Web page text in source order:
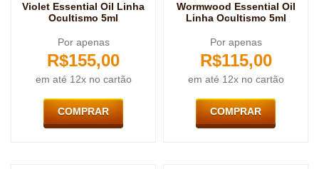
Violet Essential Oil Linha
Ocultismo 5ml
Por apenas
R$155,00
em até 12x no cartão
COMPRAR
Wormwood Essential Oil
Linha Ocultismo 5ml
Por apenas
R$115,00
em até 12x no cartão
COMPRAR